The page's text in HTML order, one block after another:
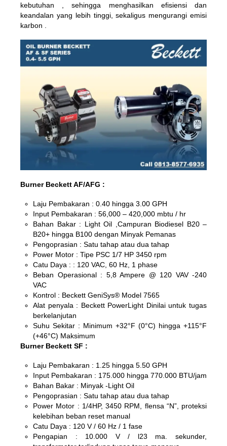
kebutuhan , sehingga menghasilkan efisiensi dan
keandalan yang lebih tinggi, sekaligus mengurangi emisi
karbon .
Burner Beckett AF/AFG :
Laju Pembakaran : 0.40 hingga 3.00 GPH
Input Pembakaran : 56,000 – 420,000 mbtu / hr
Bahan Bakar : Light Oil ,Campuran Biodiesel B20 –
B20+ hingga B100 dengan Minyak Pemanas
Pengoprasian : Satu tahap atau dua tahap
Power Motor : Tipe PSC 1/7 HP 3450 rpm
Catu Daya : : 120 VAC, 60 Hz, 1 phase
Beban Operasional : 5,8 Ampere @ 120 VAV -240
VAC
Kontrol : Beckett GeniSys® Model 7565
Alat penyala : Beckett PowerLight Dinilai untuk tugas
berkelanjutan
Suhu Sekitar : Minimum +32°F (0°C) hingga +115°F
(+46°C) Maksimum
Burner Beckett SF :
Laju Pembakaran : 1.25 hingga 5.50 GPH
Input Pembakaran : 175.000 hingga 770.000 BTU/jam
Bahan Bakar : Minyak -Light Oil
Pengoprasian : Satu tahap atau dua tahap
Power Motor : 1/4HP, 3450 RPM, flensa “N”, proteksi
kelebihan beban reset manual
Catu Daya : 120 V / 60 Hz / 1 fase
Pengapian : 10.000 V / l23 ma. sekunder,